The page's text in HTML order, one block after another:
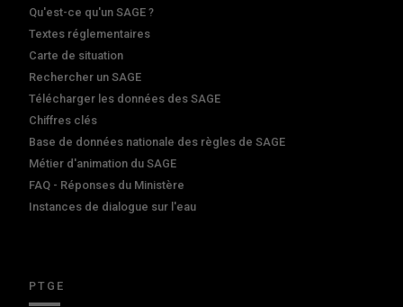
Qu'est-ce qu'un SAGE ?
Textes réglementaires
Carte de situation
Rechercher un SAGE
Télécharger les données des SAGE
Chiffres clés
Base de données nationale des règles de SAGE
Métier d'animation du SAGE
FAQ - Réponses du Ministère
Instances de dialogue sur l'eau
PTGE